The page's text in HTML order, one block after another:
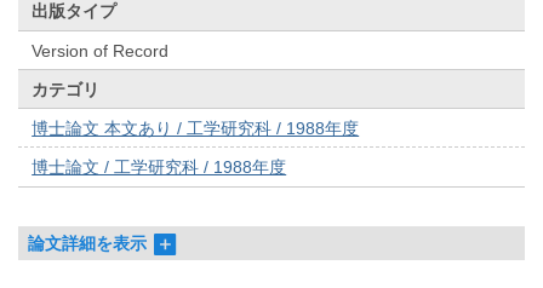
出版タイプ
Version of Record
カテゴリ
博士論文 本文あり / 工学研究科 / 1988年度
博士論文 / 工学研究科 / 1988年度
論文詳細を表示